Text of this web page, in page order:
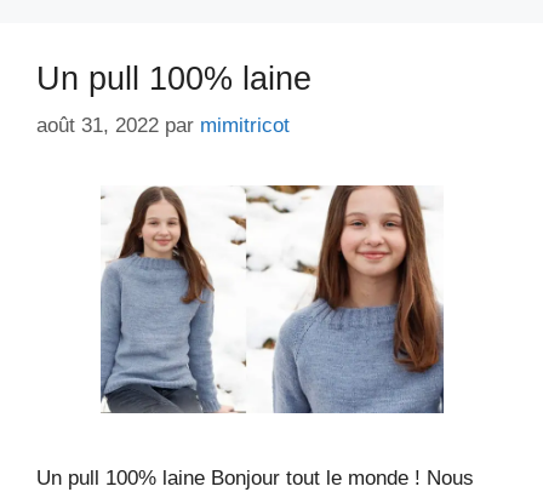
Un pull 100% laine
août 31, 2022 par mimitricot
Un pull 100% laine Bonjour tout le monde ! Nous